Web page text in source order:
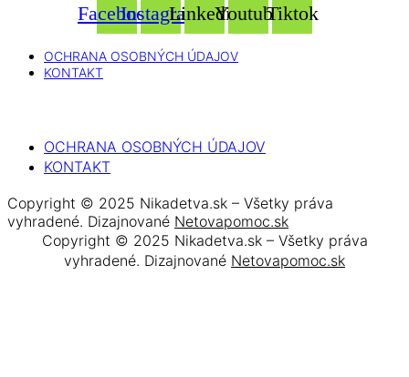
FacebookInstagramLinkedinYoutubeTiktok
OCHRANA OSOBNÝCH ÚDAJOV
KONTAKT
OCHRANA OSOBNÝCH ÚDAJOV
KONTAKT
Copyright © 2025 Nikadetva.sk – Všetky práva
vyhradené. Dizajnované Netovapomoc.sk
Copyright © 2025 Nikadetva.sk – Všetky práva
vyhradené. Dizajnované Netovapomoc.sk